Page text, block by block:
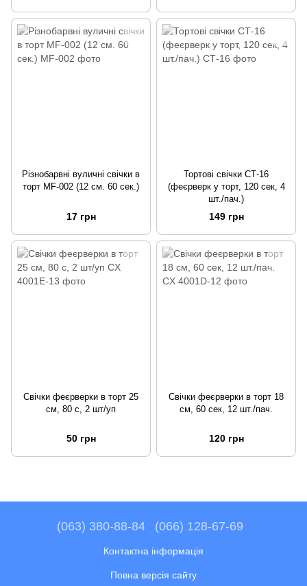
Різнобарвні вуличні свічки в
торт MF-002 (12 см. 60 сек.)
17 грн
Тортові свічки СТ-16
(феєрверк у торт, 120 сек, 4
шт./пач.)
149 грн
Свічки феєрверки в торт 25
см, 80 с, 2 шт/уп
50 грн
Свічки феєрверки в торт 18
см, 60 сек, 12 шт./пач.
120 грн
(063) 380-88-84 (066) 128-67-69
Контактна інформація
Повна версія сайту